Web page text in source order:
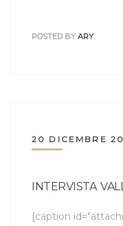
POSTED BY ARY
20 DICEMBRE
INTERVISTA
[caption